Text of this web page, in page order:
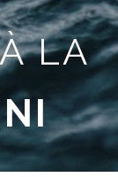
LA